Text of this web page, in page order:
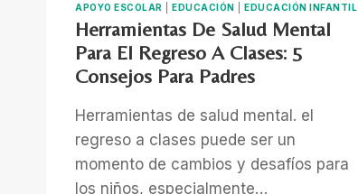
APOYO ESCOLAR EDUCACIÓN EDUCACIÓN INFANTIL
Herramientas De Salud Mental
Para El Regreso A Clases: 5
Consejos Para Padres
Herramientas de salud mental. el
regreso a clases puede ser un
momento de cambios y desafíos para
los niños, especialmente…